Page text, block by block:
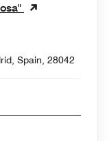
Spain, 28042